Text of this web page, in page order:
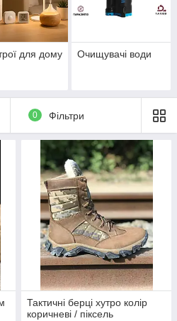
для дому Очищувачі води
0 Фільтри
Тактичні берці хутро колір
коричневі / піксель